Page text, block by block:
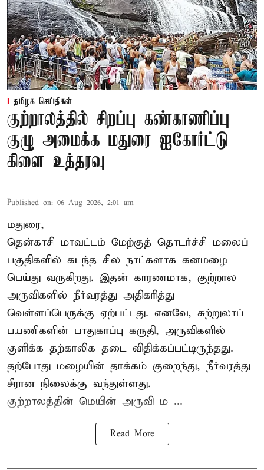
தமிழக செய்திகள்
குற்றாலத்தில் சிறப்பு கண்காணிப்பு
குழு அமைக்க மதுரை ஐகோர்ட்டு
கிளை உத்தரவு
Published on: 06 Aug 2026, 2:01 am
மதுரை,
தென்காசி மாவட்டம் மேற்குத் தொடர்ச்சி மலைப்
பகுதிகளில் கடந்த சில நாட்களாக கனமழை
பெய்து வருகிறது. இதன் காரணமாக, குற்றால
அருவிகளில் நீர்வரத்து அதிகரித்து
வெள்ளப்பெருக்கு ஏற்பட்டது. எனவே, சுற்றுலாப்
பயணிகளின் பாதுகாப்பு கருதி, அருவிகளில்
குளிக்க தற்காலிக தடை விதிக்கப்பட்டிருந்தது.
தற்போது மழையின் தாக்கம் குறைந்து, நீர்வரத்து
சீரான நிலைக்கு வந்துள்ளது.
குற்றாலத்தின் மெயின் அருவி ம ...
Read More